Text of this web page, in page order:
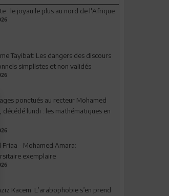
: le joyau le plus au nord de l'Afrique
Tayibat: Les dangers des discours
simplistes et non validés
ponctués au recteur Mohamed
décédé lundi : les mathématiques en
Friaa - Mohamed Amara:
exemplaire
Kacem: L’arabophobie s’en prend